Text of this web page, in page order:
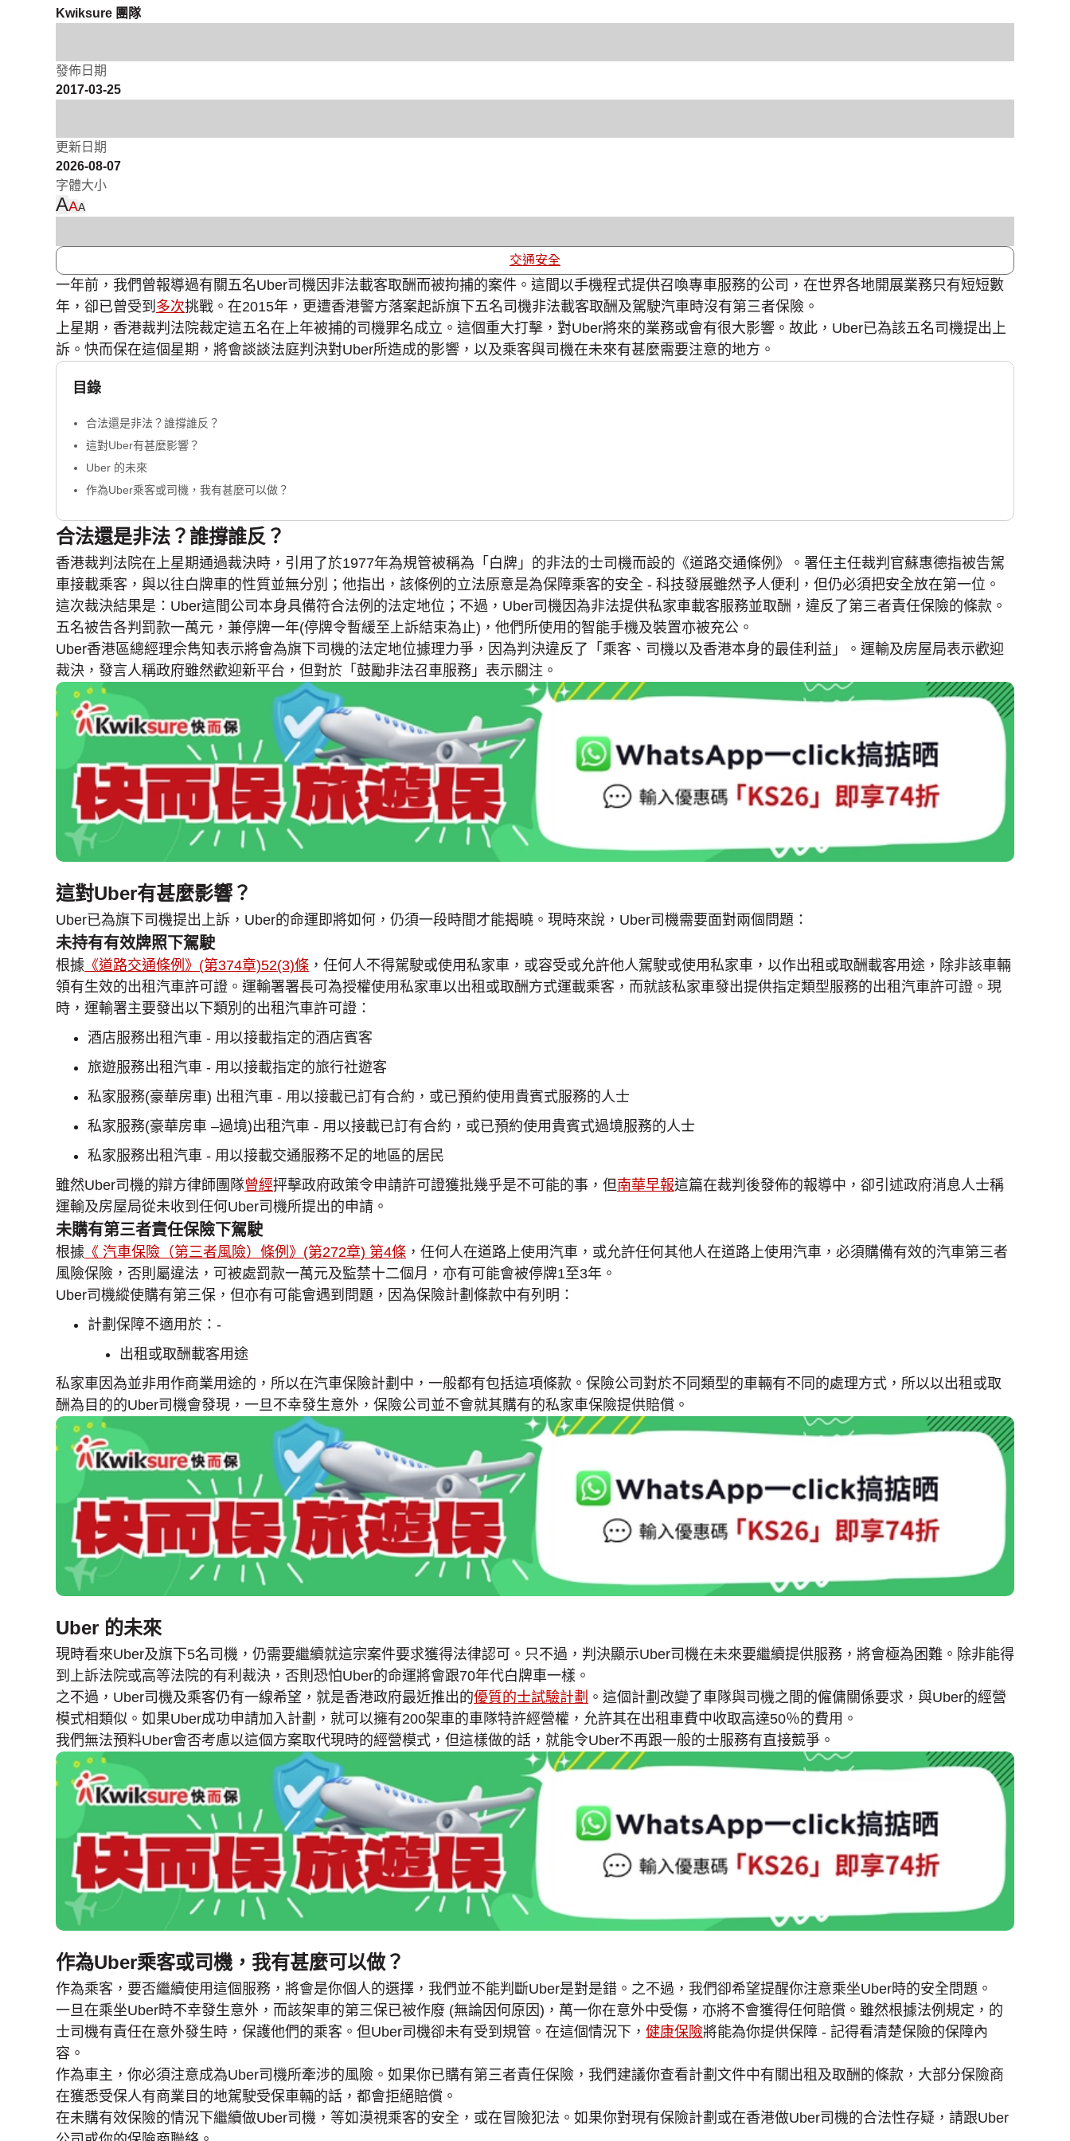
Kwiksure 團隊
發佈日期
2017-03-25
更新日期
2026-08-07
字體大小
AAA
交通安全
一年前，我們曾報導過有關五名Uber司機因非法載客取酬而被拘捕的案件。這間以手機程式提供召喚專車服務的公司，在世界各地開展業務只有短短數
年，卻已曾受到 多次挑戰。在2015年，更遭香港警方落案起訴旗下五名司機非法載客取酬及駕駛汽車時沒有第三者保險。
上星期，香港裁判法院裁定這五名在上年被捕的司機罪名成立。這個重大打擊，對Uber將來的業務或會有很大影響。故此，Uber已為該五名司機提出上
訴。快而保在這個星期，將會談談法庭判決對Uber所造成的影響，以及乘客與司機在未來有甚麼需要注意的地方。
目錄
合法還是非法？誰撐誰反？
這對Uber有甚麼影響？
Uber 的未來
作為Uber乘客或司機，我有甚麼可以做？
合法還是非法？誰撐誰反？
香港裁判法院在上星期通過裁決時，引用了於1977年為規管被稱為「白牌」的非法的士司機而設的《道路交通條例》。署任主任裁判官蘇惠德指被告駕
車接載乘客，與以往白牌車的性質並無分別；他指出，該條例的立法原意是為保障乘客的安全 - 科技發展雖然予人便利，但仍必須把安全放在第一位。
這次裁決結果是：Uber這間公司本身具備符合法例的法定地位；不過，Uber司機因為非法提供私家車載客服務並取酬，違反了第三者責任保險的條款。
五名被告各判罰款一萬元，兼停牌一年(停牌令暫緩至上訴結束為止)，他們所使用的智能手機及裝置亦被充公。
Uber香港區總經理佘雋知表示將會為旗下司機的法定地位據理力爭，因為判決違反了「乘客、司機以及香港本身的最佳利益」。運輸及房屋局表示歡迎
裁決，發言人稱政府雖然歡迎新平台，但對於「鼓勵非法召車服務」表示關注。
這對Uber有甚麼影響？
Uber已為旗下司機提出上訴，Uber的命運即將如何，仍須一段時間才能揭曉。現時來說，Uber司機需要面對兩個問題：
未持有有效牌照下駕駛
根據 《道路交通條例》(第374章)52(3)條 ，任何人不得駕駛或使用私家車，或容受或允許他人駕駛或使用私家車，以作出租或取酬載客用途，除非該車輛
領有生效的出租汽車許可證。運輸署署長可為授權使用私家車以出租或取酬方式運載乘客，而就該私家車發出提供指定類型服務的出租汽車許可證。現
時，運輸署主要發出以下類別的出租汽車許可證：
酒店服務出租汽車 - 用以接載指定的酒店賓客
旅遊服務出租汽車 - 用以接載指定的旅行社遊客
私家服務(豪華房車) 出租汽車 - 用以接載已訂有合約，或已預約使用貴賓式服務的人士
私家服務(豪華房車 –過境)出租汽車 - 用以接載已訂有合約，或已預約使用貴賓式過境服務的人士
私家服務出租汽車 - 用以接載交通服務不足的地區的居民
雖然Uber司機的辯方律師團隊曾經抨擊政府政策令申請許可證獲批幾乎是不可能的事，但南華早報這篇在裁判後發佈的報導中，卻引述政府消息人士稱
運輸及房屋局從未收到任何Uber司機所提出的申請。
未購有第三者責任保險下駕駛
根據 《 汽車保險（第三者風險）條例》(第272章) 第4條 ，任何人在道路上使用汽車，或允許任何其他人在道路上使用汽車，必須購備有效的汽車第三者
風險保險，否則屬違法，可被處罰款一萬元及監禁十二個月，亦有可能會被停牌1至3年。
Uber司機縱使購有第三保，但亦有可能會遇到問題，因為保險計劃條款中有列明：
計劃保障不適用於：-
出租或取酬載客用途
私家車因為並非用作商業用途的，所以在汽車保險計劃中，一般都有包括這項條款。保險公司對於不同類型的車輛有不同的處理方式，所以以出租或取
酬為目的的Uber司機會發現，一旦不幸發生意外，保險公司並不會就其購有的私家車保險提供賠償。
Uber 的未來
現時看來Uber及旗下5名司機，仍需要繼續就這宗案件要求獲得法律認可。只不過，判決顯示Uber司機在未來要繼續提供服務，將會極為困難。除非能得
到上訴法院或高等法院的有利裁決，否則恐怕Uber的命運將會跟70年代白牌車一樣。
之不過，Uber司機及乘客仍有一線希望，就是香港政府最近推出的優質的士試驗計劃 。這個計劃改變了車隊與司機之間的僱傭關係要求，與Uber的經營
模式相類似。如果Uber成功申請加入計劃，就可以擁有200架車的車隊特許經營權，允許其在出租車費中收取高達50％的費用。
我們無法預料Uber會否考慮以這個方案取代現時的經營模式，但這樣做的話，就能令Uber不再跟一般的士服務有直接競爭。
作為Uber乘客或司機，我有甚麼可以做？
作為乘客，要否繼續使用這個服務，將會是你個人的選擇，我們並不能判斷Uber是對是錯。之不過，我們卻希望提醒你注意乘坐Uber時的安全問題。
一旦在乘坐Uber時不幸發生意外，而該架車的第三保已被作廢 (無論因何原因)，萬一你在意外中受傷，亦將不會獲得任何賠償。雖然根據法例規定，的
士司機有責任在意外發生時，保護他們的乘客。但Uber司機卻未有受到規管。在這個情況下， 健康保險將能為你提供保障 - 記得看清楚保險的保障內
容。
作為車主，你必須注意成為Uber司機所牽涉的風險。如果你已購有第三者責任保險，我們建議你查看計劃文件中有關出租及取酬的條款，大部分保險商
在獲悉受保人有商業目的地駕駛受保車輛的話，都會拒絕賠償。
在未購有效保險的情況下繼續做Uber司機，等如漠視乘客的安全，或在冒險犯法。如果你對現有保險計劃或在香港做Uber司機的合法性存疑，請跟Uber